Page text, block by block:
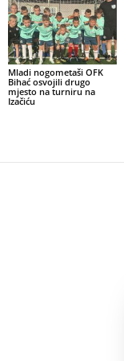
Mladi nogometaši OFK
Bihać osvojili drugo
mjesto na turniru na
Izačiću